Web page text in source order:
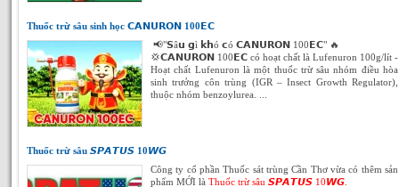
Thuốc trừ sâu sinh học 𝗖𝗔𝗡𝗨𝗥𝗢𝗡 100𝗘𝗖
📢"𝗦â𝘂 𝗴ì 𝗸𝗵ó 𝗰ó 𝗖𝗔𝗡𝗨𝗥𝗢𝗡 100𝗘𝗖" 🔥
💢𝗖𝗔𝗡𝗨𝗥𝗢𝗡 100𝗘𝗖 có hoạt chất là Lufenuron 100g/lít -
Hoạt chất Lufenuron là một thuốc trừ sâu nhóm điều hòa
sinh trưởng côn trùng (IGR – Insect Growth Regulator),
thuộc nhóm benzoylurea. ...
Thuốc trừ sâu 𝙎𝙋𝘼𝙏𝙐𝙎 10𝙒𝙂
Công ty cổ phần Thuốc sát trùng Cần Thơ vừa có thêm sản
phẩm MỚI là Thuốc trừ sâu 𝙎𝙋𝘼𝙏𝙐𝙎 10𝙒𝙂.